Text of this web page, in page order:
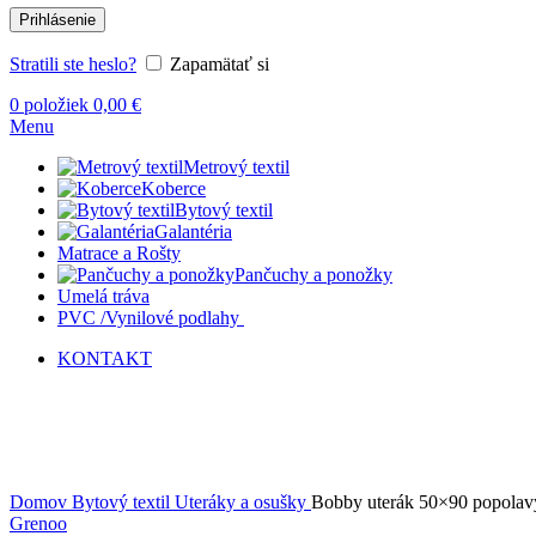
Prihlásenie
Stratili ste heslo?
Zapamätať si
0 položiek 0,00 €
Menu
Metrový textil
Koberce
Bytový textil
Galantéria
Matrace a Rošty
Pančuchy a ponožky
Umelá tráva
PVC /Vynilové podlahy
KONTAKT
Domov Bytový textil Uteráky a osušky Bobby uterák 50×90
Grenoo